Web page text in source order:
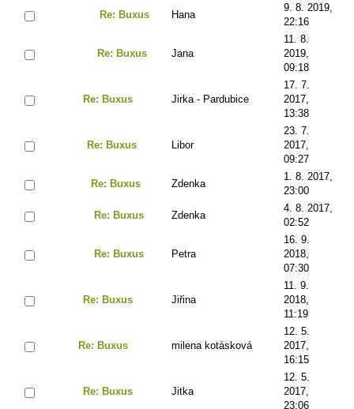
Re: Buxus Hana
9. 8. 2019,
22:16
Re: Buxus Jana
11. 8.
2019,
09:18
Re: Buxus Jirka - Pardubice
17. 7.
2017,
13:38
Re: Buxus Libor
23. 7.
2017,
09:27
Re: Buxus Zdenka
1. 8. 2017,
23:00
Re: Buxus Zdenka
4. 8. 2017,
02:52
Re: Buxus Petra
16. 9.
2018,
07:30
Re: Buxus Jiřina
11. 9.
2018,
11:19
Re: Buxus milena kotásková
12. 5.
2017,
16:15
Re: Buxus Jitka
12. 5.
2017,
23:06